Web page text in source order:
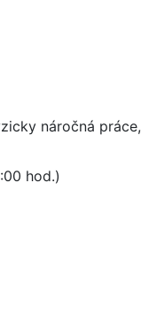
náročná
hod.)